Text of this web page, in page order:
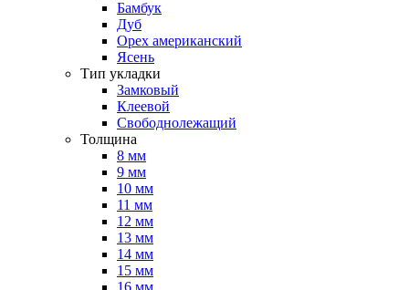
Бамбук
Дуб
Орех американский
Ясень
Тип укладки
Замковый
Клеевой
Свободнолежащий
Толщина
8 мм
9 мм
10 мм
11 мм
12 мм
13 мм
14 мм
15 мм
16 мм